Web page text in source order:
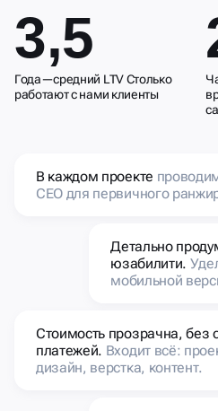
3,5
Года—средний LTV Столько
работают с нами клиенты
В каждом проекте
СЕО для первичного
Детально
юзабилити.
мобильной
Стоимость прозрачна, без
платежей. Входит всё:
дизайн, верстка, контент.